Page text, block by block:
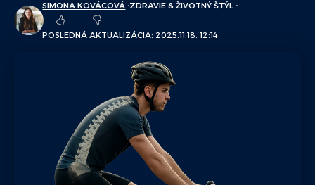
POSLEDNÁ AKTUALIZÁCIA: 2025.11.18. 12:14
SIMONA KOVÁCOVÁ ZDRAVIE & ŽIVOTNÝ ŠTÝL